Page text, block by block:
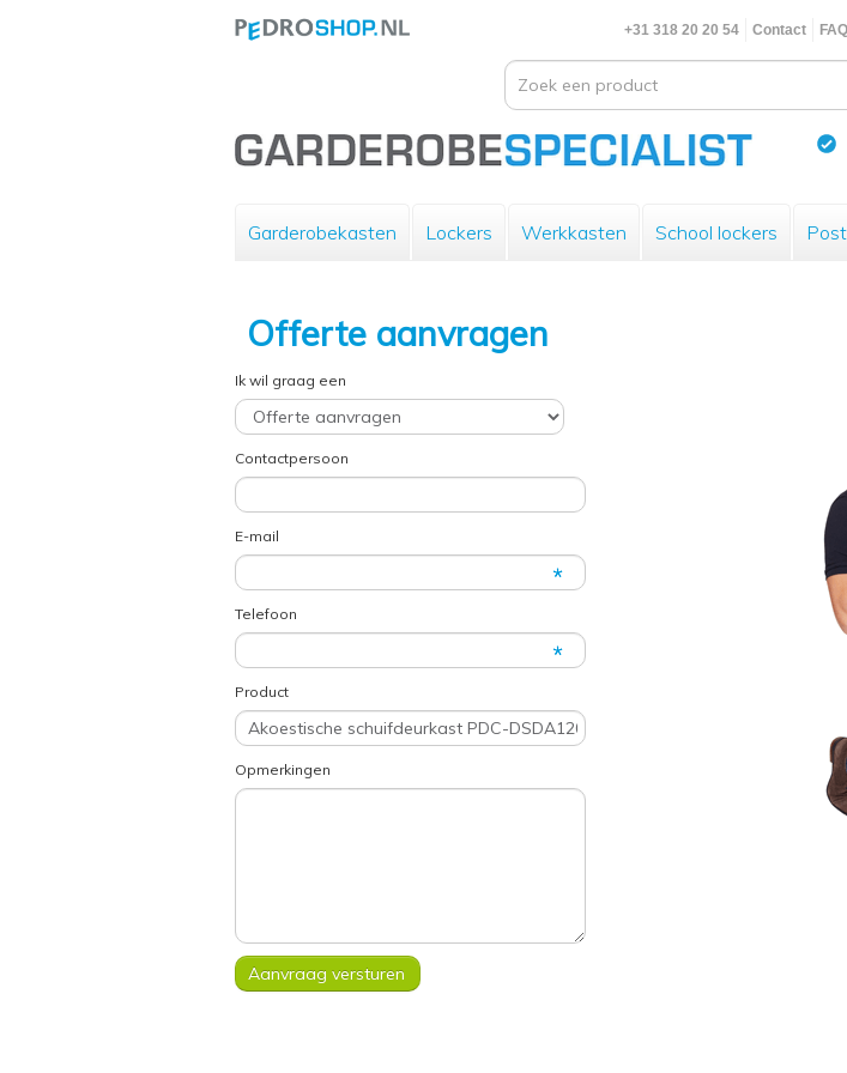
+31 318 20 20 54 Contact FAQ
Garderobekasten Lockers Werkkasten School lockers
Offerte aanvragen
Ik wil graag een
Contactpersoon
E-mail
Telefoon
Product
Opmerkingen